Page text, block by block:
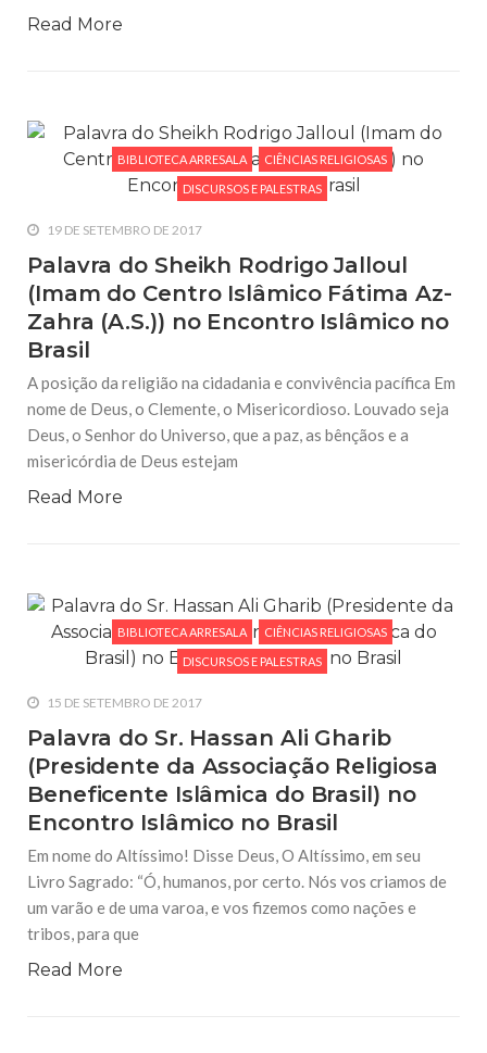
Read More
BIBLIOTECA ARRESALA CIÊNCIAS RELIGIOSAS
DISCURSOS E PALESTRAS
19 DE SETEMBRO DE 2017
Palavra do Sheikh Rodrigo Jalloul
(Imam do Centro Islâmico Fátima Az-
Zahra (A.S.)) no Encontro Islâmico no
Brasil
A posição da religião na cidadania e convivência pacífica Em
nome de Deus, o Clemente, o Misericordioso. Louvado seja
Deus, o Senhor do Universo, que a paz, as bênçãos e a
misericórdia de Deus estejam
Read More
BIBLIOTECA ARRESALA CIÊNCIAS RELIGIOSAS
DISCURSOS E PALESTRAS
15 DE SETEMBRO DE 2017
Palavra do Sr. Hassan Ali Gharib
(Presidente da Associação Religiosa
Beneficente Islâmica do Brasil) no
Encontro Islâmico no Brasil
Em nome do Altíssimo! Disse Deus, O Altíssimo, em seu
Livro Sagrado: “Ó, humanos, por certo. Nós vos criamos de
um varão e de uma varoa, e vos fizemos como nações e
tribos, para que
Read More